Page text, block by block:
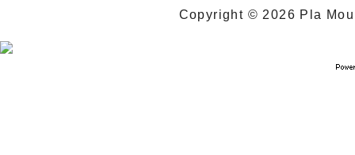
Copyright © 2026 Pla